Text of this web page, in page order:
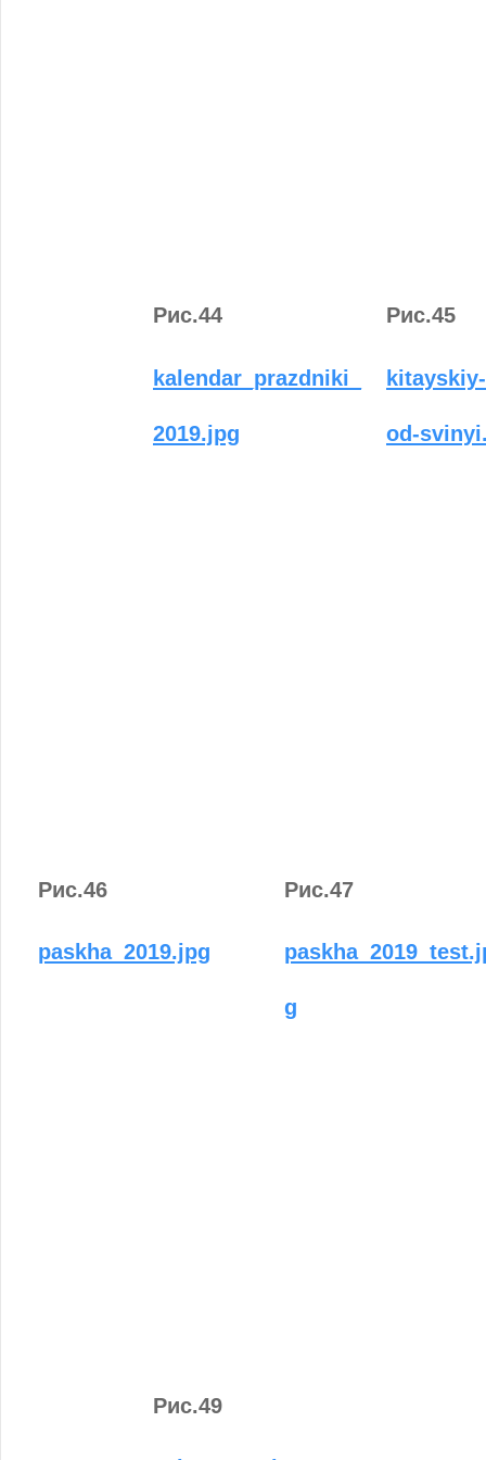
Рис.44
kalendar_prazdniki_
2019.jpg
Рис.45
od-
Рис.46
paskha_2019.jpg
Рис.47
g
Рис.49